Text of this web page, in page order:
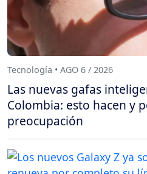
Tecnología • AGO 6 / 2026
Las nuevas gafas
Colombia: esto hacen y
preocupación